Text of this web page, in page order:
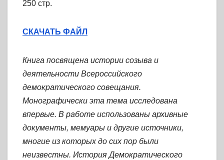
250 стр.
СКАЧАТЬ ФАЙЛ
Книга посвящена истории созыва и
деятельности Всероссийского
демократического совещания.
Монографически эта тема исследована
впервые. В работе использованы архивные
документы, мемуары и другие источники,
многие из которых до сих пор были
неизвестны. История Демократического